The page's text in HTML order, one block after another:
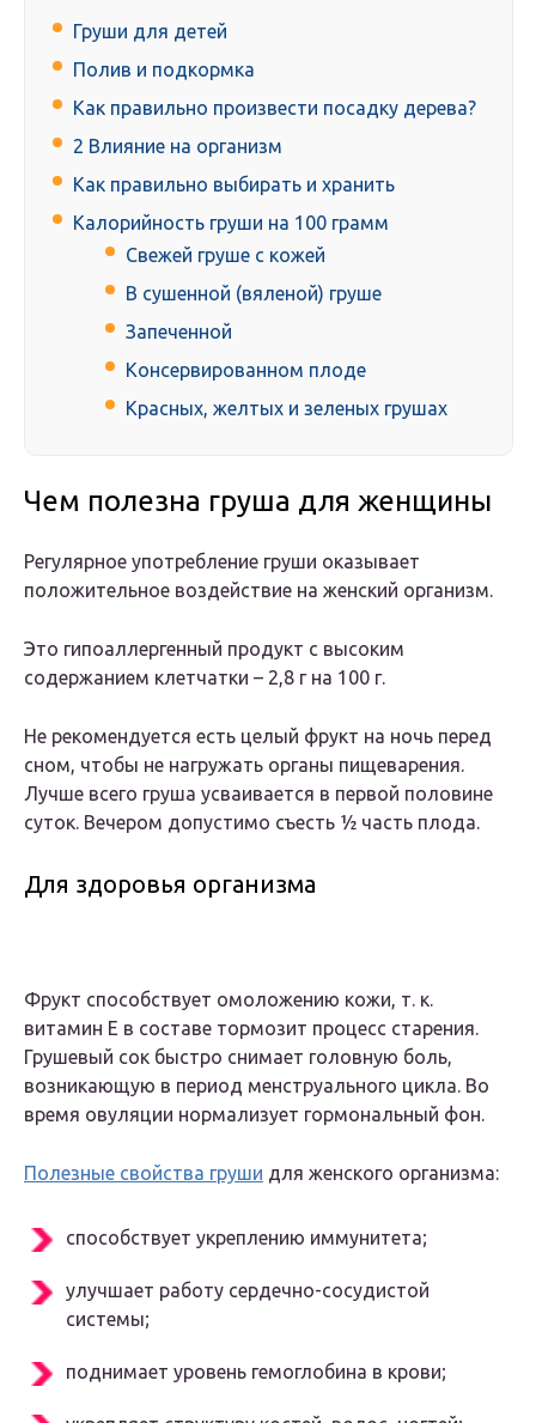
Груши для детей
Полив и подкормка
Как правильно произвести посадку дерева?
2 Влияние на организм
Как правильно выбирать и хранить
Калорийность груши на 100 грамм
Свежей груше с кожей
В сушенной (вяленой) груше
Запеченной
Консервированном плоде
Красных, желтых и зеленых грушах
Чем полезна груша для женщины
Регулярное употребление груши оказывает
положительное воздействие на женский организм.
Это гипоаллергенный продукт с высоким
содержанием клетчатки – 2,8 г на 100 г.
Не рекомендуется есть целый фрукт на ночь перед
сном, чтобы не нагружать органы пищеварения.
Лучше всего груша усваивается в первой половине
суток. Вечером допустимо съесть ½ часть плода.
Для здоровья организма
Фрукт способствует омоложению кожи, т. к.
витамин Е в составе тормозит процесс старения.
Грушевый сок быстро снимает головную боль,
возникающую в период менструального цикла. Во
время овуляции нормализует гормональный фон.
Полезные свойства груши для женского организма:
способствует укреплению иммунитета;
улучшает работу сердечно-сосудистой
системы;
поднимает уровень гемоглобина в крови;